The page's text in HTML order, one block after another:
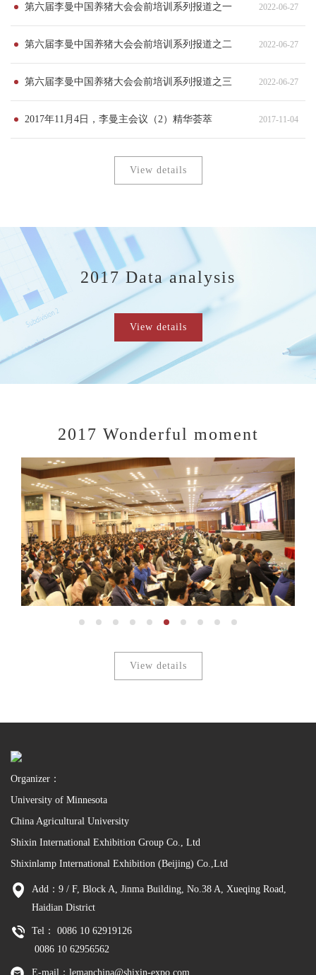
第六届李曼中国养猪大会会前培训系列报道之一 2022-06-27
第六届李曼中国养猪大会会前培训系列报道之二 2022-06-27
第六届李曼中国养猪大会会前培训系列报道之三 2022-06-27
2017年11月4日，李曼主会议（2）精华荟萃 2017-11-04
View details
2017 Data analysis
View details
2017 Wonderful moment
View details
Organizer：
University of Minnesota
China Agricultural University
Shixin International Exhibition Group Co., Ltd
Shixinlamp International Exhibition (Beijing) Co.,Ltd
Add：9 / F, Block A, Jinma Building, No.38 A, Xueqing Road,
Haidian District
Tel： 0086 10 62919126
0086 10 62956562
E-mail：lemanchina@shixin-expo.com